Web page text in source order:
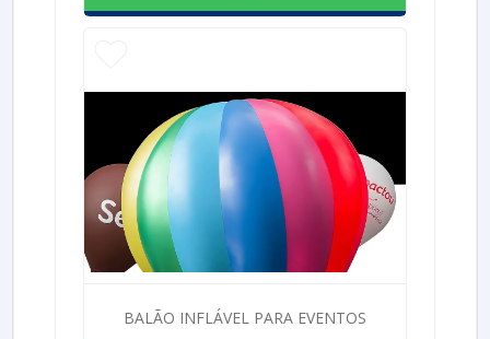
BALÃO INFLÁVEL PARA EVENTOS